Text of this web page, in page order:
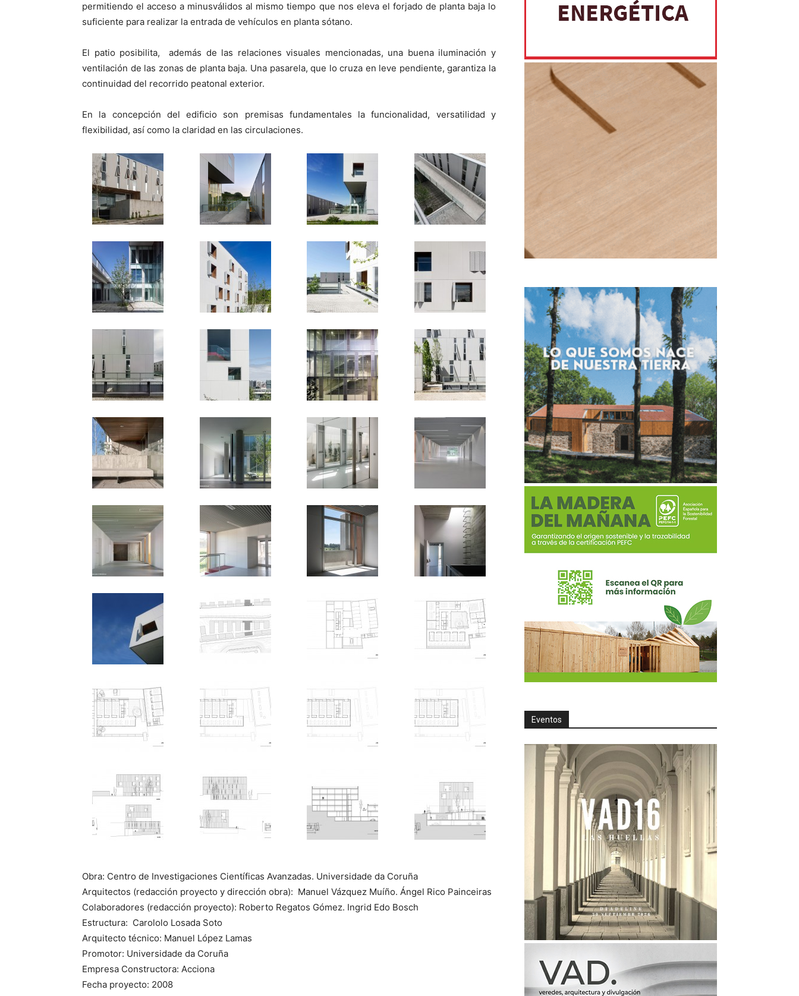
permitiendo el acceso a minusválidos al mismo tiempo que nos eleva el forjado de planta baja lo
suficiente para realizar la entrada de vehículos en planta sótano.
El patio posibilita, además de las relaciones visuales mencionadas, una buena iluminación y
ventilación de las zonas de planta baja. Una pasarela, que lo cruza en leve pendiente, garantiza la
continuidad del recorrido peatonal exterior.
En la concepción del edificio son premisas fundamentales la funcionalidad, versatilidad y
flexibilidad, así como la claridad en las circulaciones.
Obra: Centro de Investigaciones Científicas Avanzadas. Universidade da Coruña
Arquitectos (redacción proyecto y dirección obra): Manuel Vázquez Muíño. Ángel Rico Painceiras
Colaboradores (redacción proyecto): Roberto Regatos Gómez. Ingrid Edo Bosch
Estructura: Carololo Losada Soto
Arquitecto técnico: Manuel López Lamas
Promotor: Universidade da Coruña
Empresa Constructora: Acciona
Fecha proyecto: 2008
Eventos